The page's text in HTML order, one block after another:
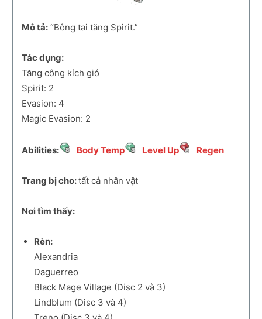
Mô tả: “Bông tai tăng Spirit.”
Tác dụng:
Tăng công kích gió
Spirit: 2
Evasion: 4
Magic Evasion: 2
Abilities: Body Temp Level Up Regen
Trang bị cho:tất cả nhân vật
Nơi tìm thấy:
Rèn:
Alexandria
Daguerreo
Black Mage Village (Disc 2 và 3)
Lindblum (Disc 3 và 4)